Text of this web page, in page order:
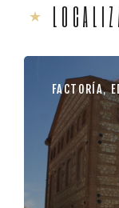
FACTORÍA,